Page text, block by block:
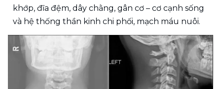
khớp, đĩa đệm, dây chằng, gân cơ – cơ cạnh sống
và hệ thống thần kinh chi phối, mạch máu nuôi.